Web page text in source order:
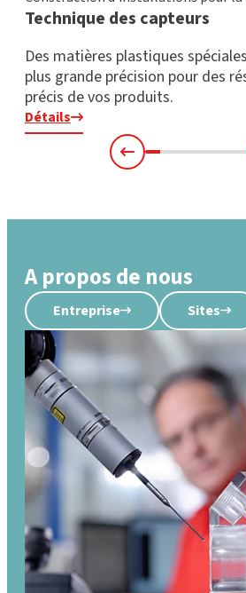
Technique des capteurs
Des matières plastiques
plus grande précision pour des
précis de vos produits.
Détails
A propos de nous
Entreprise Sites